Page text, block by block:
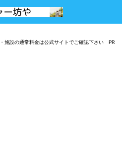
施設の通常料金は公式サイトでご確認下さい PR